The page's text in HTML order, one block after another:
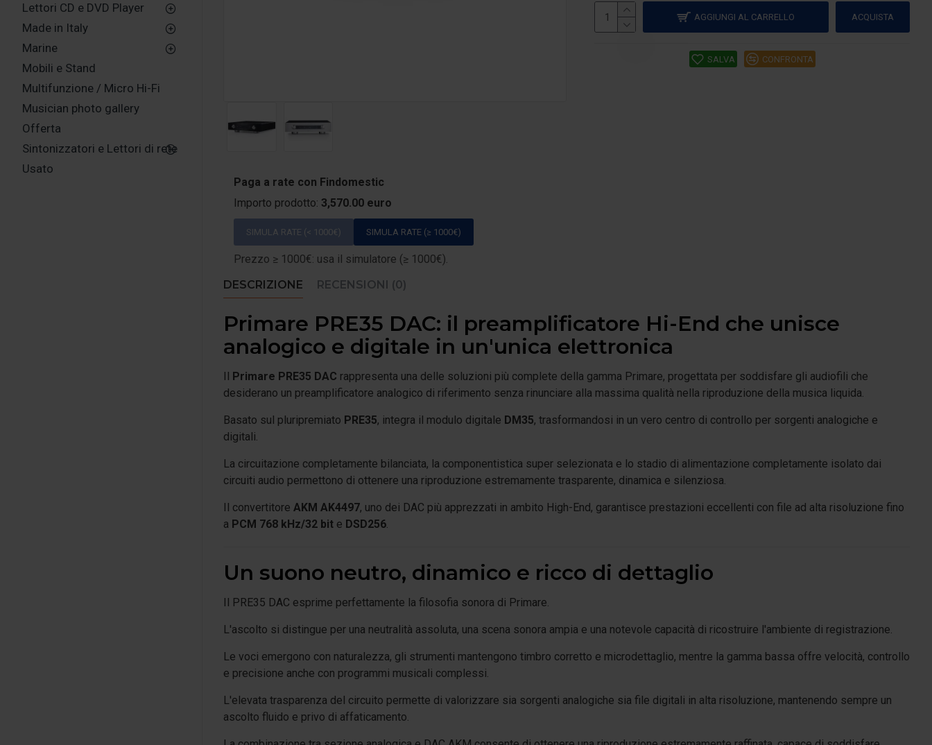
Lettori CD e DVD Player
Made in Italy
Marine
Mobili e Stand
Multifunzione / Micro Hi-Fi
Musician photo gallery
Offerta
Sintonizzatori e Lettori di rete
Usato
AGGIUNGI AL CARRELLO ACQUISTA
SALVA CONFRONTA
Paga a rate con Findomestic
Importo prodotto: 3,570.00 euro
SIMULA RATE (< 1000€) SIMULA RATE (≥ 1000€)
Prezzo ≥ 1000€: usa il simulatore (≥ 1000€).
DESCRIZIONE
RECENSIONI (0)
Primare PRE35 DAC: il preamplificatore Hi-End che unisce
analogico e digitale in un'unica elettronica
Il Primare PRE35 DAC rappresenta una delle soluzioni più complete della gamma Primare, progettata per soddisfare gli audiofili che
desiderano un preamplificatore analogico di riferimento senza rinunciare alla massima qualità nella riproduzione della musica liquida.
Basato sul pluripremiato PRE35, integra il modulo digitale DM35, trasformandosi in un vero centro di controllo per sorgenti analogiche e
digitali.
La circuitazione completamente bilanciata, la componentistica super selezionata e lo stadio di alimentazione completamente isolato dai
circuiti audio permettono di ottenere una riproduzione estremamente trasparente, dinamica e silenziosa.
Il convertitore AKM AK4497, uno dei DAC più apprezzati in ambito High-End, garantisce prestazioni eccellenti con file ad alta risoluzione fino
a PCM 768 kHz/32 bit e DSD256
Un suono neutro, dinamico e ricco di dettaglio
Il PRE35 DAC esprime perfettamente la filosofia sonora di Primare.
L'ascolto si distingue per una neutralità assoluta, una scena sonora ampia e una notevole capacità di ricostruire l'ambiente di registrazione.
Le voci emergono con naturalezza, gli strumenti mantengono timbro corretto e microdettaglio, mentre la gamma bassa offre velocità, controllo
e precisione anche con programmi musicali complessi.
L'elevata trasparenza del circuito permette di valorizzare sia sorgenti analogiche sia file digitali in alta risoluzione, mantenendo sempre un
ascolto fluido e privo di affaticamento.